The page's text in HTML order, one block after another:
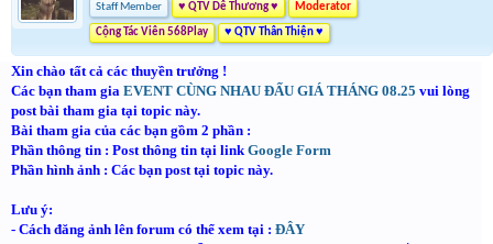
Staff Member
♥ QTV Dễ Thương ♥ Moderator
Cộng Tác Viên 568Play ♥ QTV Thân Thiện ♥
Xin chào tất cả các thuyền trưởng !
Các bạn tham gia EVENT CÙNG NHAU ĐẤU GIÁ THÁNG 08.25 vui lòng
post bài tham gia tại topic này.
Bài tham gia của các bạn gồm 2 phần :
Phần thông tin : Post thông tin tại linkGoogle Form
Phần hình ảnh : Các bạn post tại topic này.
Lưu ý:
- Cách đăng ảnh lên forum có thể xem tại : ĐÂY